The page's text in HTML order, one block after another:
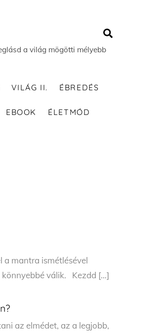
a világ mögötti mélyebb
VILÁG II. ÉBREDÉS
EBOOK ÉLETMÓD
a mantra ismétlésével
könnyebbé válik. Kezdd […]
az elmédet, az a legjobb,